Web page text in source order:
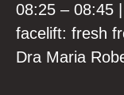
08:25 – 08:45
facelift: fresh
Dra Maria